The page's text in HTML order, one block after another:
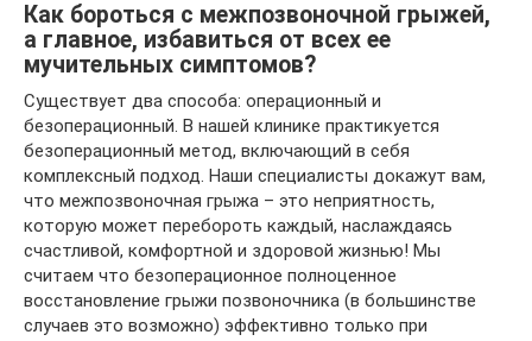
Как бороться с межпозвоночной грыжей,
а главное, избавиться от всех ее
мучительных симптомов?
Существует два способа: операционный и
безоперационный. В нашей клинике практикуется
безоперационный метод, включающий в себя
комплексный подход. Наши специалисты докажут вам,
что межпозвоночная грыжа – это неприятность,
которую может перебороть каждый, наслаждаясь
счастливой, комфортной и здоровой жизнью! Мы
считаем что безоперационное полноценное
восстановление грыжи позвоночника (в большинстве
случаев это возможно) эффективно только при